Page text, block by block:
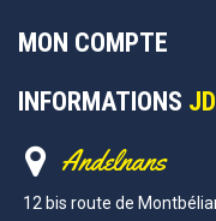
MON COMPTE
INFORMATIONS
Andelnans
12 bis route de